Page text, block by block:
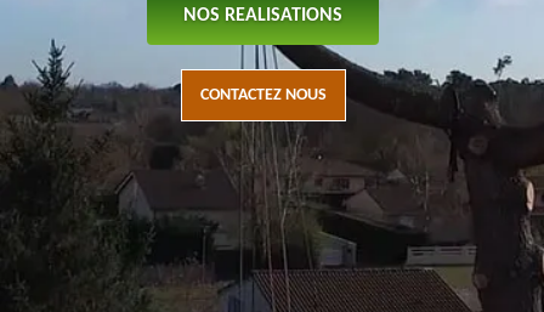
NOS REALISATIONS
CONTACTEZ NOUS